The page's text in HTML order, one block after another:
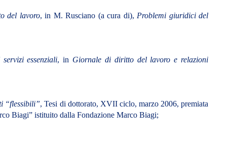
del lavoro, in M. Rusciano (a cura di), Problemi giuridici del
essenziali, in Giornale di diritto del lavoro e relazioni
“flessibili”, Tesi di dottorato, XVII ciclo, marzo 2006, premiata
Biagi” istituito dalla Fondazione Marco Biagi;